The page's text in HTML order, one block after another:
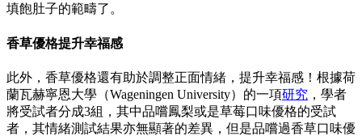
填飽肚子的範疇了。
香草優格提升幸福感
此外，香草優格還有助於調整正面情緒，提升幸福感！根據荷
蘭瓦赫寧恩大學（Wageningen University）的一項研究 ，學者
將受試者分成3組，其中品嚐鳳梨或是草莓口味優格的受試
者，其情緒測試結果亦無顯著的差異，但是品嚐過香草口味優